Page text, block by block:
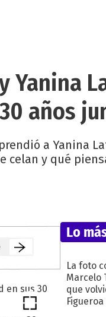
Yanina
años
a Yanina
y qué
Lo
La foto
Marcelo
que
Figueroa